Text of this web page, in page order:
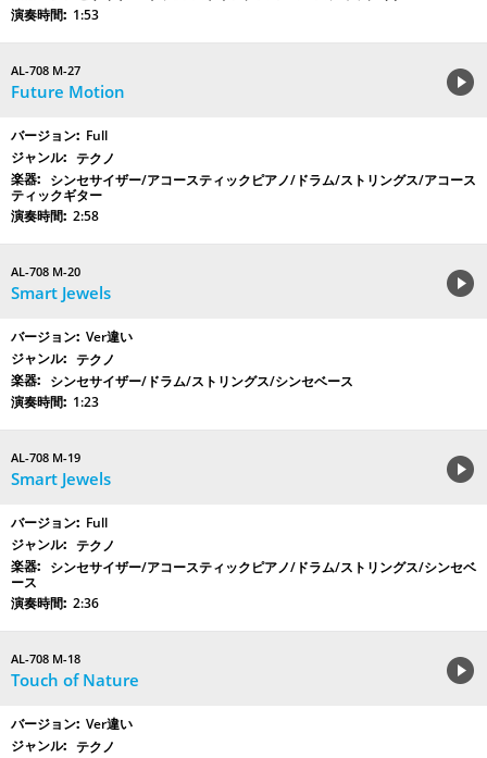
1:53
AL-708 M-27
Future Motion
Full
テクノ
シンセサイザー/アコースティックピアノ/ドラム/ストリングス/アコース
ティックギター
2:58
AL-708 M-20
Smart Jewels
Ver違い
テクノ
シンセサイザー/ドラム/ストリングス/シンセベース
1:23
AL-708 M-19
Smart Jewels
Full
テクノ
シンセサイザー/アコースティックピアノ/ドラム/ストリングス/シンセベ
ース
2:36
AL-708 M-18
Touch of Nature
Ver違い
テクノ